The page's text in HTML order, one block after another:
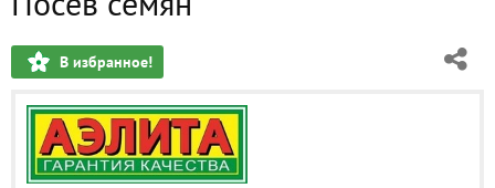
В избранное!